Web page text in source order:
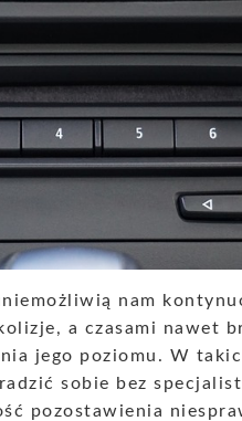
nam
a czasami nawet
jego poziomu. W
sobie bez
pozostawienia